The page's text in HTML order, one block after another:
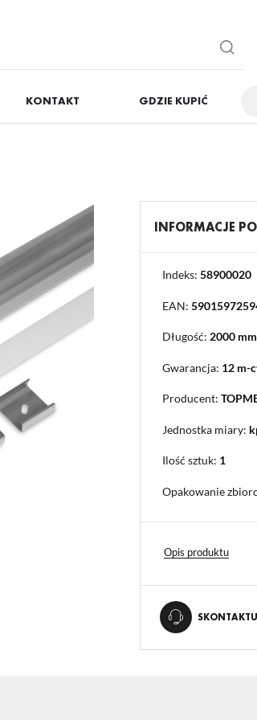
KONTAKT GDZIE KUPIĆ
brak konieczności
możliwość otrzymania
INFORMACJE
Indeks: 58900020
EAN:
Długość: 2000 mm
Gwarancja: 12 m-
Producent:
Jednostka miary:
Ilość sztuk: 1
Opakowanie
Opis produktu